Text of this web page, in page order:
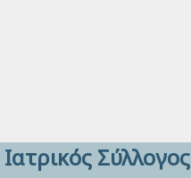
Ιατρικός Σύλλογος